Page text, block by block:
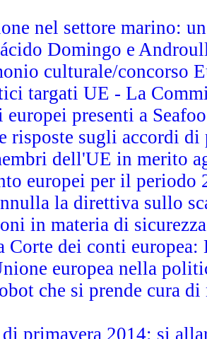
nel settore marino:
Domingo e
culturale/concorso
targati UE - La
europei presenti a
risposte sugli accordi
dell'UE in merito
europei per il periodo
la direttiva sullo
in materia di
Corte dei conti
europea nella
che si prende cura
primavera 2014: si